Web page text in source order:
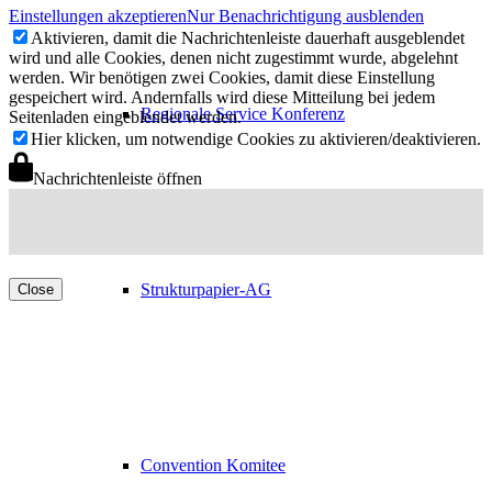
Regionale Service Konferenz
Strukturpapier-AG
Convention Komitee
Einstellungen akzeptierenNur Benachrichtigung ausblenden
Aktivieren, damit die Nachrichtenleiste dauerhaft ausgeblendet
wird und alle Cookies, denen nicht zugestimmt wurde, abgelehnt
werden. Wir benötigen zwei Cookies, damit diese Einstellung
gespeichert wird. Andernfalls wird diese Mitteilung bei jedem
Seitenladen eingeblendet werden.
Hier klicken, um notwendige Cookies zu aktivieren/deaktivieren.
Nachrichtenleiste öffnen
Close